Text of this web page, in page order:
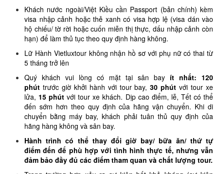
Khách nước ngoài/Việt Kiều cần Passport (bản chính) kèm
visa nhập cảnh hoặc thẻ xanh có visa hợp lệ (visa dán vào
hộ chiếu/ tờ rời hoặc cuốn miễn thị thực, dấu nhập cảnh còn
hạn) để làm thủ tục theo quy định hàng không.
Lữ Hành Vietluxtour không nhận hồ sơ với phụ nữ có thai từ
5 tháng trở lên
Quý khách vui lòng có mặt tại sân bay ít nhất: 120
phút trước giờ khởi hành với tour bay,30 phút với tour xe
lửa, 15 phút với tour xe khách. Dịp cao điểm, lễ, Tết có thể
đến sớm hơn theo quy định của hãng vận chuyển. Khi di
chuyển bằng máy bay, khách phải tuân thủ quy định của
hãng hàng không và sân bay.
Hành trình có thể thay đổi giờ bay/ bữa ăn/ thứ tự
điểm đến để phù hợp với tình hình thực tế, nhưng vẫn
đảm bảo đầy đủ các điểm tham quan và chất lượng tour.